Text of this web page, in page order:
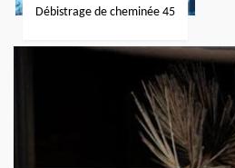
Débistrage de cheminée 45